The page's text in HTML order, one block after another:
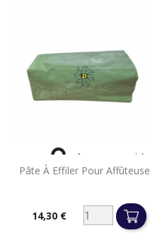
Pâte À Effiler Pour Affûteuse
14,30 €
 Aperçu rapide